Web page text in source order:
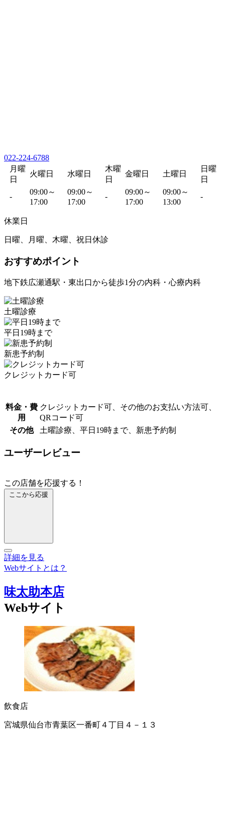
022-224-6788
月曜
日
火曜日 水曜日
木曜
日
金曜日 土曜日
日曜
日
-
09:00～
17:00
09:00～
17:00
-
09:00～
17:00
09:00～
13:00
-
休業日
日曜、月曜、木曜、祝日休診
おすすめポイント
地下鉄広瀬通駅・東出口から徒歩1分の内科・心療内科
土曜診療
平日19時まで
新患予約制
クレジットカード可
料金・費
用
クレジットカード可、その他のお支払い方法可、
QRコード可
その他
土曜診療、平日19時まで、新患予約制
ユーザーレビュー
この店舗を応援する！
ここから応援
詳細を見る
Webサイトとは？
味太助本店
Webサイト
飲食店
宮城県仙台市青葉区一番町４丁目４－１３